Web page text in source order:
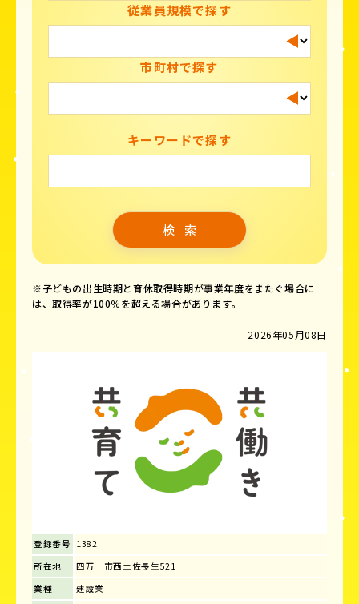
従業員規模で探す
市町村で探す
キーワードで探す
※子どもの出生時期と育休取得時期が事業年度をまたぐ場合に
は、取得率が100％を超える場合があります。
2026年05月08日
登録番号 1382
所在地
四万十市西土佐長生521
業種
建設業